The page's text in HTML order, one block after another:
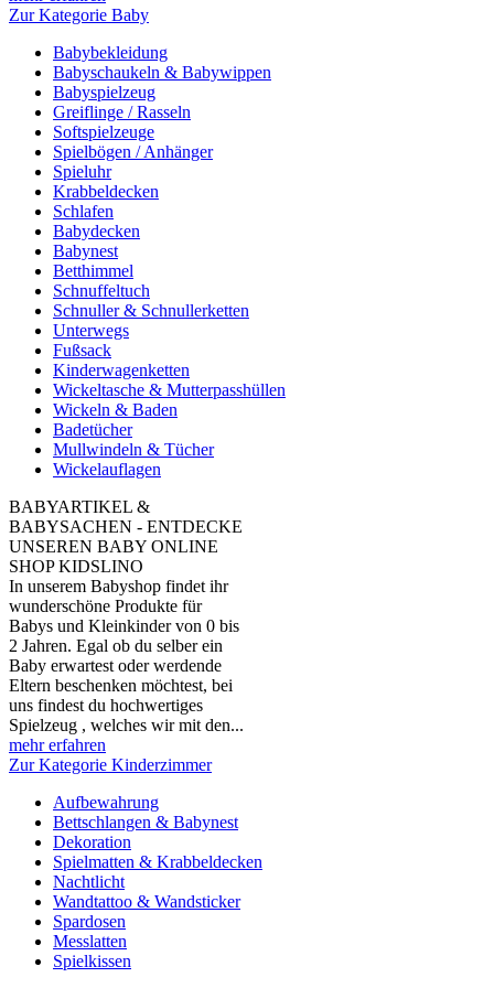
Zur Kategorie Baby
Babybekleidung
Babyschaukeln & Babywippen
Babyspielzeug
Greiflinge / Rasseln
Softspielzeuge
Spielbögen / Anhänger
Spieluhr
Krabbeldecken
Schlafen
Babydecken
Babynest
Betthimmel
Schnuffeltuch
Schnuller & Schnullerketten
Unterwegs
Fußsack
Kinderwagenketten
Wickeltasche & Mutterpasshüllen
Wickeln & Baden
Badetücher
Mullwindeln & Tücher
Wickelauflagen
BABYARTIKEL &
BABYSACHEN - ENTDECKE
UNSEREN BABY ONLINE
SHOP KIDSLINO
In unserem Babyshop findet ihr
wunderschöne Produkte für
Babys und Kleinkinder von 0 bis
2 Jahren. Egal ob du selber ein
Baby erwartest oder werdende
Eltern beschenken möchtest, bei
uns findest du hochwertiges
Spielzeug , welches wir mit den...
mehr erfahren
Zur Kategorie Kinderzimmer
Aufbewahrung
Bettschlangen & Babynest
Dekoration
Spielmatten & Krabbeldecken
Nachtlicht
Wandtattoo & Wandsticker
Spardosen
Messlatten
Spielkissen